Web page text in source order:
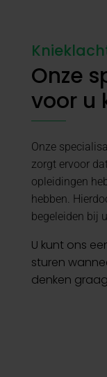
Onze
voor u
Onze
zorgt ervoor
opleidingen
hebben.
begeleiden bij
U kunt ons
sturen
denken